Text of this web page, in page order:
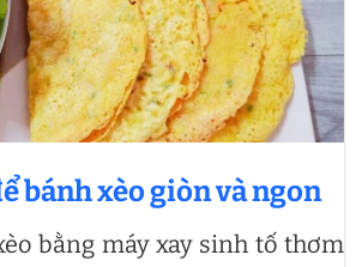
bánh xèo giòn và ngon
bằng máy xay sinh tố thơm